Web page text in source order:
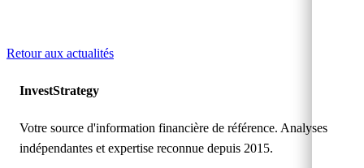
Retour aux actualités
InvestStrategy
Votre source d'information financière de référence. Analyses
indépendantes et expertise reconnue depuis 2015.